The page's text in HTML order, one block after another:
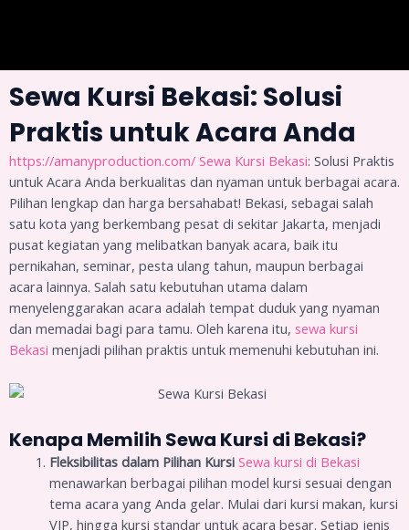
Sewa Kursi Bekasi: Solusi
Praktis untuk Acara Anda
https://amanyproduction.com/ Sewa Kursi Bekasi: Solusi Praktis
untuk Acara Anda berkualitas dan nyaman untuk berbagai acara.
Pilihan lengkap dan harga bersahabat! Bekasi, sebagai salah
satu kota yang berkembang pesat di sekitar Jakarta, menjadi
pusat kegiatan yang melibatkan banyak acara, baik itu
pernikahan, seminar, pesta ulang tahun, maupun berbagai
acara lainnya. Salah satu kebutuhan utama dalam
menyelenggarakan acara adalah tempat duduk yang nyaman
dan memadai bagi para tamu. Oleh karena itu, sewa kursi
Bekasi menjadi pilihan praktis untuk memenuhi kebutuhan ini.
Kenapa Memilih Sewa Kursi di Bekasi?
Fleksibilitas dalam Pilihan Kursi Sewa kursi di Bekasi
menawarkan berbagai pilihan model kursi sesuai dengan
tema acara yang Anda gelar. Mulai dari kursi makan, kursi
VIP, hingga kursi standar untuk acara besar. Setiap jenis